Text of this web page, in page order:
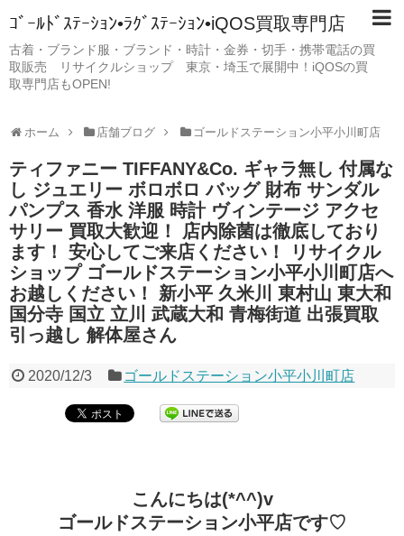
ｺﾞｰﾙﾄﾞｽﾃｰｼｮﾝ•ﾗｸﾞｽﾃｰｼｮﾝ•iQOS買取専門店
古着・ブランド服・ブランド・時計・金券・切手・携帯電話の買
取販売 リサイクルショップ 東京・埼玉で展開中！iQOSの買
取専門店もOPEN!
ホーム 店舗ブログ ゴールドステーション小平小川町店
ティファニー TIFFANY&Co. ギャラ無し 付属な
し ジュエリー ボロボロ バッグ 財布 サンダル
パンプス 香水 洋服 時計 ヴィンテージ アクセ
サリー 買取大歓迎！ 店内除菌は徹底しており
ます！ 安心してご来店ください！ リサイクル
ショップ ゴールドステーション小平小川町店へ
お越しください！ 新小平 久米川 東村山 東大和
国分寺 国立 立川 武蔵大和 青梅街道 出張買取
引っ越し 解体屋さん
2020/12/3 ゴールドステーション小平小川町店
こんにちは(*^^)v
ゴールドステーション小平店です♡